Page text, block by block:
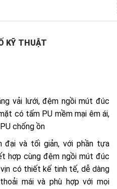
KỸ THUẬT
vải lưới, đệm ngồi mút đúc
có tấm PU mềm mại êm ái,
chống ồn
đại và tối giản, với phần tựa
hợp cùng đệm ngồi mút đúc
có thiết kế tinh tế, dễ dàng
mái và phù hợp với mọi